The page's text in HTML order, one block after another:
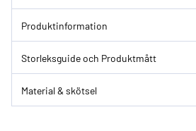
Produktinformation
Storleksguide och Produktmått
Material & skötsel